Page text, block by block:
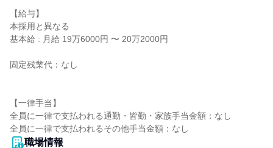
【給与】
本採用と異なる
基本給 : 月給 19万6000円 〜 20万2000円
固定残業代：なし
【一律手当】
全員に一律で支払われる通勤・皆勤・家族手当金額：なし
職場情報